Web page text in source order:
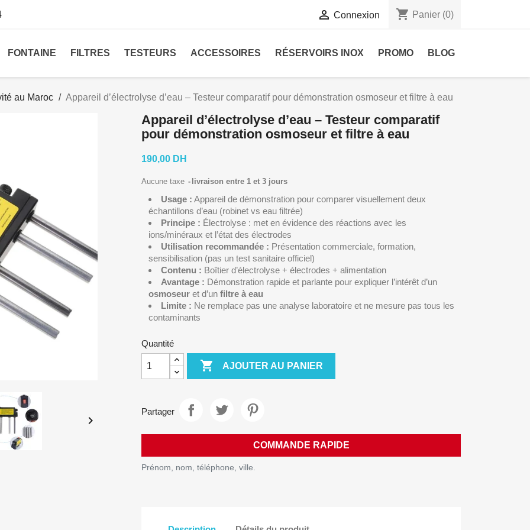
 Connexion shopping_cart Panier (0)
FONTAINE FILTRES TESTEURS ACCESSOIRES RÉSERVOIRS INOX PROMO BLOG
au Maroc Appareil d’électrolyse d’eau – Testeur comparatif pour démonstration osmoseur et filtre à eau

Appareil d’électrolyse d’eau – Testeur comparatif
pour démonstration osmoseur et filtre à eau
190,00 DH
Aucune taxe livraison entre 1 et 3 jours
Usage : Appareil de démonstration pour comparer visuellement deux
échantillons d’eau (robinet vs eau filtrée)
Principe : Électrolyse : met en évidence des réactions avec les
ions/minéraux et l’état des électrodes
Utilisation recommandée : Présentation commerciale, formation,
sensibilisation (pas un test sanitaire officiel)
Contenu : Boîtier d’électrolyse + électrodes + alimentation
Avantage : Démonstration rapide et parlante pour expliquer l’intérêt d’un
osmoseur et d’un filtre à eau
Limite : Ne remplace pas une analyse laboratoire et ne mesure pas tous les
contaminants
Quantité
 AJOUTER AU PANIER
Partager
COMMANDE RAPIDE
Prénom, nom, téléphone, ville.